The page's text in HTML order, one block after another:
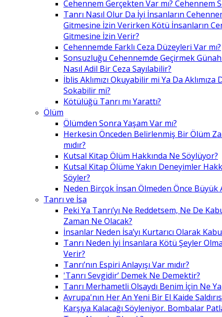
Cehennem Gerçekten Var mı? Cehennem
Tanrı Nasıl Olur Da İyi İnsanların
Gitmesine İzin Verirken Kötü İnsanların
Gitmesine İzin Verir?
Cehennemde Farklı Ceza Düzeyleri Var mı?
Sonsuzluğu Cehennemde Geçirmek
Nasıl Adil Bir Ceza Sayılabilir?
İblis Aklımızı Okuyabilir mi Ya Da Aklımıza
Sokabilir mi?
Kötülüğü Tanrı mı Yarattı?
Ölüm
Ölümden Sonra Yaşam Var mı?
Herkesin Önceden Belirlenmiş Bir Ölüm
mıdır?
Kutsal Kitap Ölüm Hakkında Ne Söylüyor?
Kutsal Kitap Ölüme Yakın Deneyimler
Söyler?
Neden Birçok İnsan Ölmeden Önce Büyük
Tanrı ve İsa
Peki Ya Tanrı’yı Ne Reddetsem, Ne De
Zaman Ne Olacak?
İnsanlar Neden İsa’yı Kurtarıcı Olarak
Tanrı Neden İyi İnsanlara Kötü Şeyler
Verir?
Tanrı’nın Espiri Anlayışı Var mıdır?
'Tanrı Sevgidir’ Demek Ne Demektir?
Tanrı Merhametli Olsaydı Benim İçin Ne
Avrupa'nın Her An Yeni Bir El Kaide
Karşıya Kalacağı Söyleniyor. Bombalar